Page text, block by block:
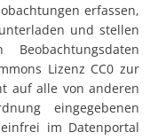
erfassen,
und stellen
Lizenz CC0 zur
auf alle von anderen
eingegebenen
im Datenportal